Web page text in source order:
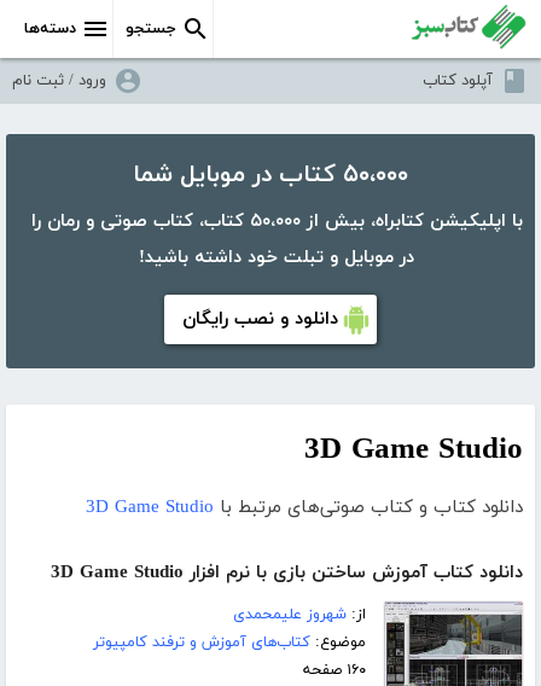
دسته‌ها جستجو
آپلود کتاب ورود / ثبت نام
۵۰،۰۰۰ کتاب در موبایل شما
با اپلیکیشن کتابراه، بیش از ۵۰،۰۰۰ کتاب، کتاب صوتی و رمان را
در موبایل و تبلت خود داشته باشید!
دانلود و نصب رایگان
3D Game Studio
دانلود کتاب و کتاب صوتی‌های مرتبط با 3D Game Studio
دانلود کتاب آموزش ساختن بازی با نرم افزار 3D Game Studio
از:شهروز علیمحمدی
موضوع:کتاب‌های آموزش و ترفند کامپیوتر
۱۶۰ صفحه